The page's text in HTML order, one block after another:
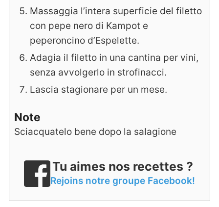
Massaggia l’intera superficie del filetto
con pepe nero di Kampot e
peperoncino d’Espelette.
Adagia il filetto in una cantina per vini,
senza avvolgerlo in strofinacci.
Lascia stagionare per un mese.
Note
Sciacquatelo bene dopo la salagione
Tu aimes nos recettes ?
Rejoins notre groupe Facebook!